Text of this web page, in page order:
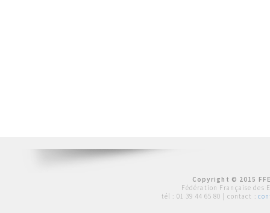
Copyright © 2015
Fédération Française des
tél : 01 39 44 65 80 | contact :